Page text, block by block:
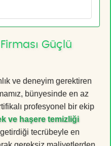
Güçlü
ve deneyim gerektiren
bünyesinde en az
profesyonel bir ekip
ve haşere temizliği
tecrübeyle en